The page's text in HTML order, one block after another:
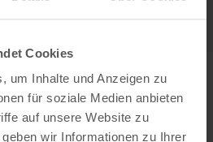
Cookies
um Inhalte und Anzeigen zu
für soziale Medien anbieten
auf unsere Website zu
wir Informationen zu Ihrer